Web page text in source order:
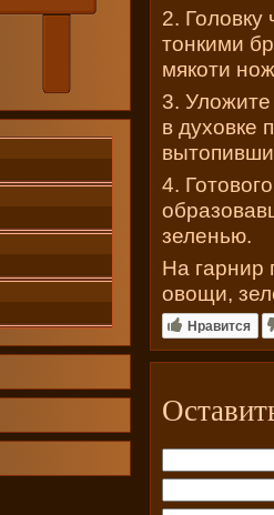
2. Головку
тонкими
мякоти
3.
в духовке
4.
зеленью.
На гарнир
овощи,
Нравится